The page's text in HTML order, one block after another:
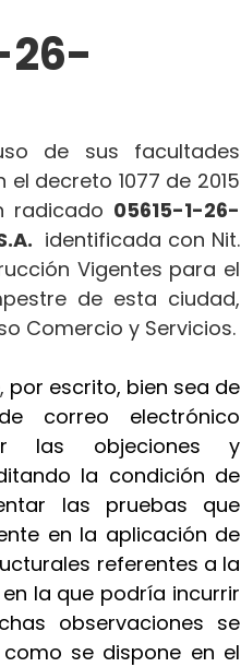
26-
de sus facultades
decreto 1077 de 2015
radicado 05615-1-26-
identificada con Nit.
Vigentes para el
de esta ciudad,
Comercio y Servicios.
por escrito, bien sea de
las objeciones y
la condición de
las pruebas que
en la aplicación de
referentes a la
la que podría incurrir
observaciones se
se dispone en el